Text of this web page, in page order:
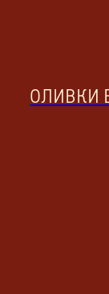
ОЛИВКИ